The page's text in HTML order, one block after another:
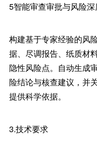
5智能审查审批与风险
构建基于专家经验的风
据、尽调报告、纸质材
隐性风险点。自动生成
险结论与核查建议，并
提供科学依据。
3.技术要求